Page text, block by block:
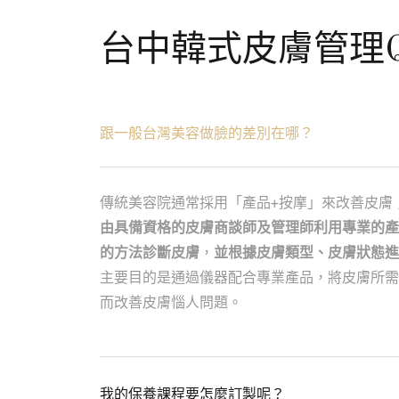
台中韓式皮膚管理
跟一般台灣美容做臉的差別在哪？
傳統美容院通常採用「產品+按摩」來改善皮膚
由具備資格的皮膚商談師及管理師利用專業的
的方法診斷皮膚 ， 並根據皮膚類型、皮膚狀態
主要目的是通過儀器配合專業產品，將皮膚所
而改善皮膚惱人問題。
我的保養課程要怎麼訂製呢？